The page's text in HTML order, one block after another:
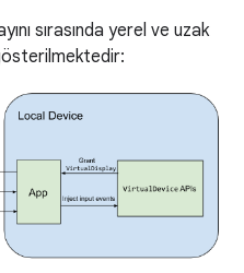
sırasında yerel ve uzak